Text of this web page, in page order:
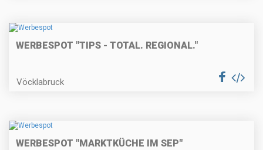
WERBESPOT "TIPS - TOTAL. REGIONAL."
Vöcklabruck
WERBESPOT "MARKTKÜCHE IM SEP"